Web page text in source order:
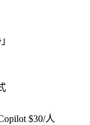
」
$30/人